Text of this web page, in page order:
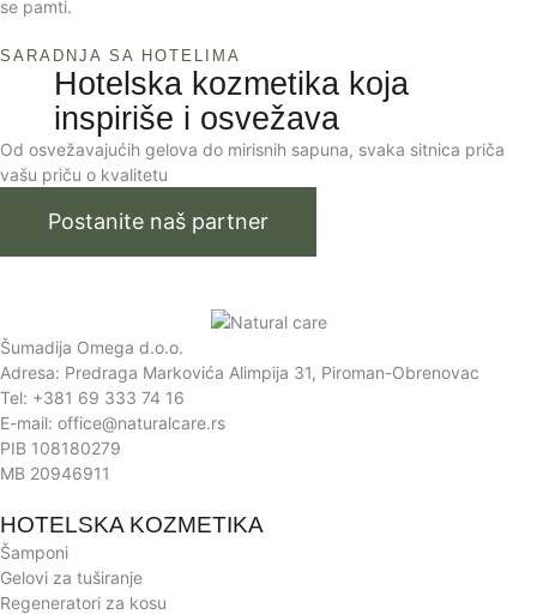
se pamti.
SARADNJA SA HOTELIMA
Hotelska kozmetika koja
inspiriše i osvežava
Od osvežavajućih gelova do mirisnih sapuna, svaka sitnica priča
vašu priču o kvalitetu
Postanite naš partner
Šumadija Omega d.o.o.
Adresa: Predraga Markovića Alimpija 31, Piroman-Obrenovac
Tel: +381 69 333 74 16
E-mail: office@naturalcare.rs
PIB 108180279
MB 20946911
HOTELSKA KOZMETIKA
Šamponi
Gelovi za tuširanje
Regeneratori za kosu